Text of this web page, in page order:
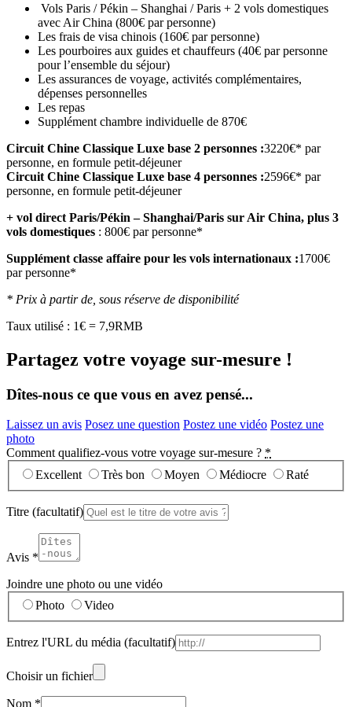
Vols Paris / Pékin – Shanghai / Paris + 2 vols domestiques
avec Air China (800€ par personne)
Les frais de visa chinois (160€ par personne)
Les pourboires aux guides et chauffeurs (40€ par personne
pour l’ensemble du séjour)
Les assurances de voyage, activités complémentaires,
dépenses personnelles
Les repas
Supplément chambre individuelle de 870€
Circuit Chine Classique Luxe base 2 personnes :3220€* par
personne, en formule petit-déjeuner
Circuit Chine Classique Luxe base 4 personnes :2596€* par
personne, en formule petit-déjeuner
+ vol direct Paris/Pékin – Shanghai/Paris sur Air China, plus 3
vols domestiques : 800€ par personne*
Supplément classe affaire pour les vols internationaux :1700€
par personne*
* Prix à partir de, sous réserve de disponibilité
Taux utilisé : 1€ = 7,9RMB
Partagez votre voyage sur-mesure !
Dîtes-nous ce que vous en avez pensé...
Laissez un avis Posez une question Postez une vidéo Postez une
photo
Comment qualifiez-vous votre voyage sur-mesure ? *
Excellent
Très bon Moyen Médiocre Raté
Titre (facultatif)
Avis *
Joindre une photo ou une vidéo
Photo
Video
Entrez l'URL du média (facultatif)
Choisir un fichier
Nom *